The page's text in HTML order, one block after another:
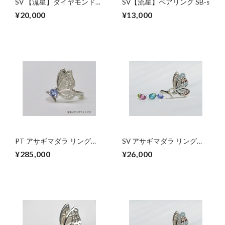
SV 【流星】ダイヤモンドリ
ング SB-s
¥20,000
SV【流星】ペアリング SB-s
¥13,000
PT アサギマダラ リング
¥285,000
SV アサギマダラ リング
ト・アメシスト・ペリドッ
¥26,000